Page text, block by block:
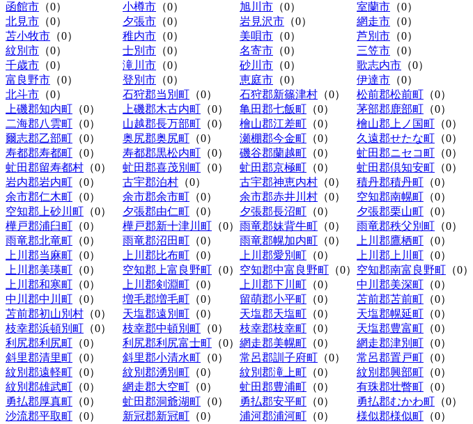
函館市 （0） 小樽市 （0） 旭川市 （0） 室蘭市 （0）
北見市 （0） 夕張市 （0） 岩見沢市 （0） 網走市 （0）
苫小牧市 （0） 稚内市 （0） 美唄市 （0） 芦別市 （0）
紋別市 （0） 士別市 （0） 名寄市 （0） 三笠市 （0）
千歳市 （0） 滝川市 （0） 砂川市 （0） 歌志内市 （0）
富良野市 （0） 登別市 （0） 恵庭市 （0） 伊達市 （0）
北斗市 （0） 石狩郡当別町 （0） 石狩郡新篠津村 （0） 松前郡松前町 （0）
上磯郡知内町 （0） 上磯郡木古内町 （0） 亀田郡七飯町 （0） 茅部郡鹿部町 （0）
二海郡八雲町 （0） 山越郡長万部町 （0） 檜山郡江差町 （0） 檜山郡上ノ国町 （0）
爾志郡乙部町 （0） 奥尻郡奥尻町 （0） 瀬棚郡今金町 （0） 久遠郡せたな町 （0）
寿都郡寿都町 （0） 寿都郡黒松内町 （0） 磯谷郡蘭越町 （0） 虻田郡ニセコ町 （0）
虻田郡留寿都村 （0） 虻田郡喜茂別町 （0） 虻田郡京極町 （0） 虻田郡倶知安町 （0）
岩内郡岩内町 （0） 古宇郡泊村 （0） 古宇郡神恵内村 （0） 積丹郡積丹町 （0）
余市郡仁木町 （0） 余市郡余市町 （0） 余市郡赤井川村 （0） 空知郡南幌町 （0）
空知郡上砂川町 （0） 夕張郡由仁町 （0） 夕張郡長沼町 （0） 夕張郡栗山町 （0）
樺戸郡浦臼町 （0） 樺戸郡新十津川町 （0） 雨竜郡妹背牛町 （0） 雨竜郡秩父別町 （0）
雨竜郡北竜町 （0） 雨竜郡沼田町 （0） 雨竜郡幌加内町 （0） 上川郡鷹栖町 （0）
上川郡当麻町 （0） 上川郡比布町 （0） 上川郡愛別町 （0） 上川郡上川町 （0）
上川郡美瑛町 （0） 空知郡上富良野町 （0） 空知郡中富良野町 （0） 空知郡南富良野町 （0）
上川郡和寒町 （0） 上川郡剣淵町 （0） 上川郡下川町 （0） 中川郡美深町 （0）
中川郡中川町 （0） 増毛郡増毛町 （0） 留萌郡小平町 （0） 苫前郡苫前町 （0）
苫前郡初山別村 （0） 天塩郡遠別町 （0） 天塩郡天塩町 （0） 天塩郡幌延町 （0）
枝幸郡浜頓別町 （0） 枝幸郡中頓別町 （0） 枝幸郡枝幸町 （0） 天塩郡豊富町 （0）
利尻郡利尻町 （0） 利尻郡利尻富士町 （0） 網走郡美幌町 （0） 網走郡津別町 （0）
斜里郡清里町 （0） 斜里郡小清水町 （0） 常呂郡訓子府町 （0） 常呂郡置戸町 （0）
紋別郡遠軽町 （0） 紋別郡湧別町 （0） 紋別郡滝上町 （0） 紋別郡興部町 （0）
紋別郡雄武町 （0） 網走郡大空町 （0） 虻田郡豊浦町 （0） 有珠郡壮瞥町 （0）
勇払郡厚真町 （0） 虻田郡洞爺湖町 （0） 勇払郡安平町 （0） 勇払郡むかわ町 （0）
沙流郡平取町 （0） 新冠郡新冠町 （0） 浦河郡浦河町 （0） 様似郡様似町 （0）